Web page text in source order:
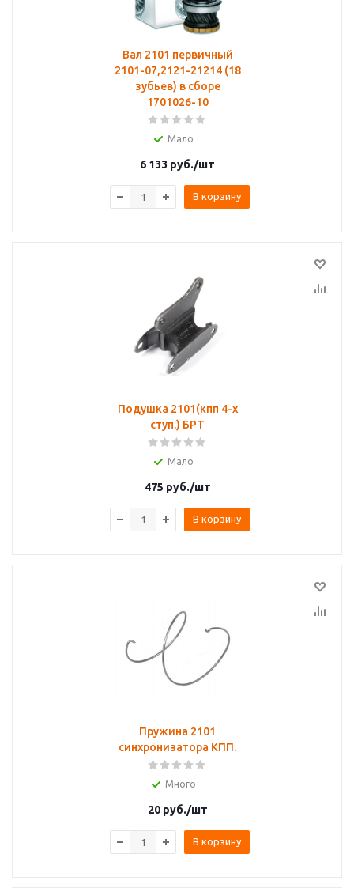
Вал 2101 первичный
2101-07,2121-21214 (18
зубьев) в сборе
1701026-10
Мало
6 133 руб./шт
В корзину
Подушка 2101(кпп 4-х
ступ.) БРТ
Мало
475 руб./шт
В корзину
Пружина 2101
синхронизатора КПП.
Много
20руб./шт
В корзину